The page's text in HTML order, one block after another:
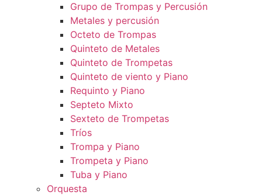
Grupo de Trompas y Percusión
Metales y percusión
Octeto de Trompas
Quinteto de Metales
Quinteto de Trompetas
Quinteto de viento y Piano
Requinto y Piano
Septeto Mixto
Sexteto de Trompetas
Tríos
Trompa y Piano
Trompeta y Piano
Tuba y Piano
Orquesta